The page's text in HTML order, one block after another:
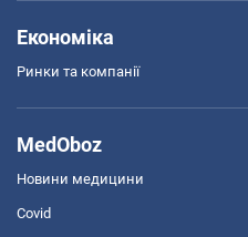
Економіка
Ринки та компанії
MedOboz
Новини медицини
Covid